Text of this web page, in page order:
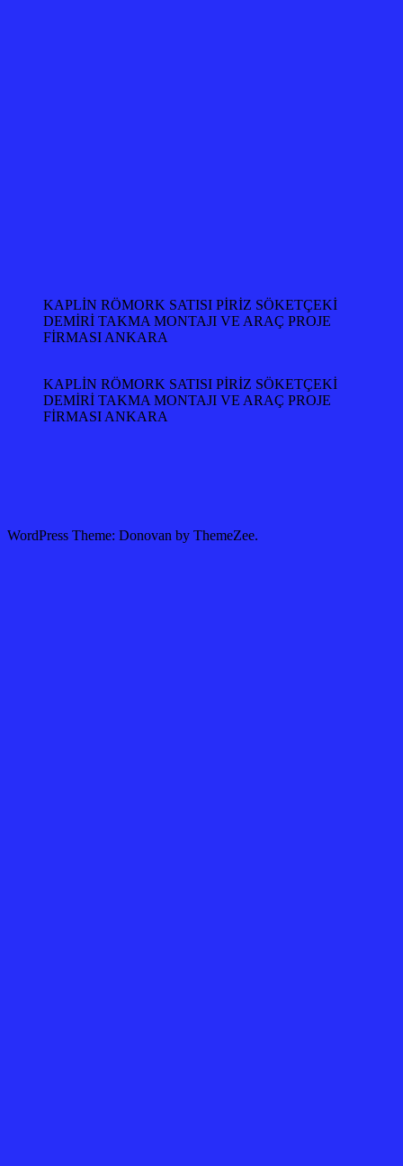
KAPLİN RÖMORK SATISI PİRİZ SÖKETÇEKİ
DEMİRİ TAKMA MONTAJI VE ARAÇ PROJE
FİRMASI ANKARA
KAPLİN RÖMORK SATISI PİRİZ SÖKETÇEKİ
DEMİRİ TAKMA MONTAJI VE ARAÇ PROJE
FİRMASI ANKARA
WordPress Theme: Donovan by ThemeZee.